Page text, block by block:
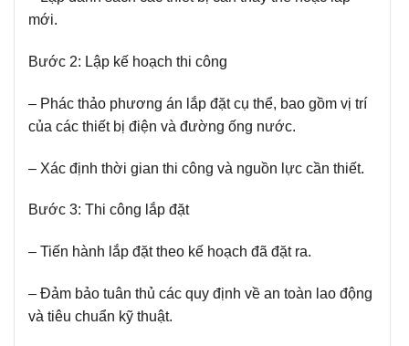
mới.
Bước 2: Lập kế hoạch thi công
– Phác thảo phương án lắp đặt cụ thể, bao gồm vị trí
của các thiết bị điện và đường ống nước.
– Xác định thời gian thi công và nguồn lực cần thiết.
Bước 3: Thi công lắp đặt
– Tiến hành lắp đặt theo kế hoạch đã đặt ra.
– Đảm bảo tuân thủ các quy định về an toàn lao động
và tiêu chuẩn kỹ thuật.